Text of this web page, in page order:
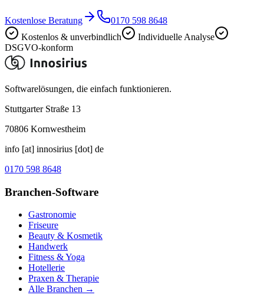
Kostenlose Beratung
0170 598 8648
Kostenlos & unverbindlich
Individuelle Analyse
DSGVO-konform
Softwarelösungen, die einfach funktionieren.
Stuttgarter Straße 13
70806 Kornwestheim
info [at] innosirius [dot] de
0170 598 8648
Branchen-Software
Gastronomie
Friseure
Beauty & Kosmetik
Handwerk
Fitness & Yoga
Hotellerie
Praxen & Therapie
Alle Branchen →